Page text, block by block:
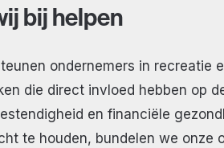
bij helpen
ondernemers in recreatie
die direct invloed hebben op
en financiële
te houden, bundelen we onze